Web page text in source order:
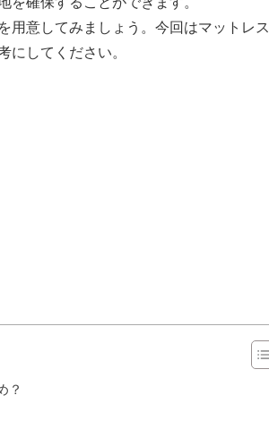
用意してみましょう。今回はマットレ
にしてください。
？